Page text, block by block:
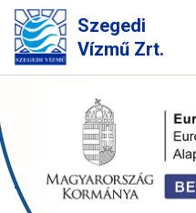
Szegedi
Vízmű Zrt.
Erőművek
Városi
2025. 09. 23.